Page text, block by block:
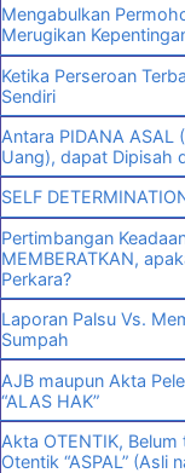
Mengabulkan
Merugikan
Ketika Perseroan
Sendiri
Antara PIDANA ASAL
Uang), dapat Dipisah
SELF
Pertimbangan
MEMBERATKAN,
Perkara?
Laporan Palsu Vs.
Sumpah
AJB maupun Akta
“ALAS HAK”
Akta OTENTIK,
Otentik “ASPAL” (Asli